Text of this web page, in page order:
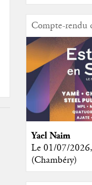
Compte-rendu
Yael Naim
Le 01/07/2026,
(Chambéry)